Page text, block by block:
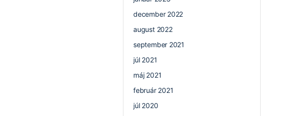
december 2022
august 2022
september 2021
júl 2021
máj 2021
február 2021
júl 2020